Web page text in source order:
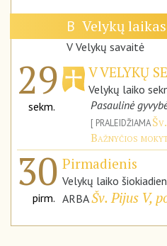
B Velykų laikas
V Velykų savaitė
29
sekm.
V VELYKŲ
Velykų laiko
Pasaulinė
PRALEIDŽIAMA
Bažnyčios
30
pirm.
Pirmadienis
Velykų laiko
ARBAŠv. Pijus V,